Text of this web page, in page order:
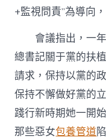
+監視問責”為導向
會議指出，一
總書記關于黨的扶
請求，保持以黨的
保持不懈做好黨的
踐行新時期她一開
那些惡女包養管道